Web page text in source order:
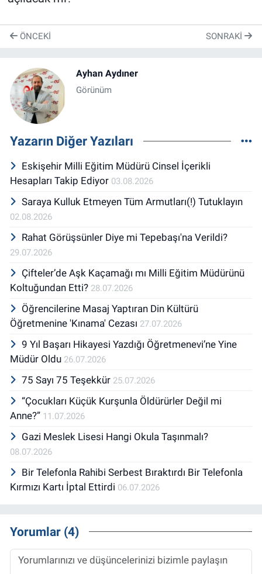
ÖNCEKI SONRAKI
Ayhan Aydıner
Görünüm
Yazarın Diğer Yazıları
Eskişehir Milli Eğitim Müdürü Cinsel İçerikli
Hesapları Takip Ediyor 03.08.2026
Saraya Kulluk Etmeyen Tüm Armutları(!) Tutuklayın
02.08.2026
Rahat Görüşsünler Diye mi Tepebaşı'na Verildi?
29.07.2026
Çifteler’de Aşk Kaçamağı mı Milli Eğitim Müdürünü
Koltuğundan Etti? 28.07.2026
Öğrencilerine Masaj Yaptıran Din Kültürü
Öğretmenine 'Kınama' Cezası 27.07.2026
9 Yıl Başarı Hikayesi Yazdığı Öğretmenevi’ne Yine
Müdür Oldu 26.07.2026
75 Sayı 75 Teşekkür 25.07.2026
“Çocukları Küçük Kurşunla Öldürürler Değil mi
Anne?” 11.07.2026
Gazi Meslek Lisesi Hangi Okula Taşınmalı?
08.07.2026
Bir Telefonla Rahibi Serbest Bıraktırdı Bir Telefonla
Kırmızı Kartı İptal Ettirdi 06.07.2026
Yorumlar (4)